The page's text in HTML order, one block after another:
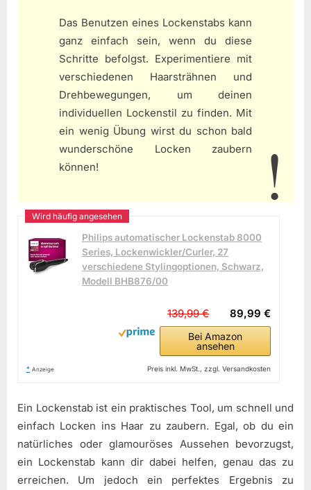
Das Benutzen eines Lockenstabs kann
ganz einfach sein, wenn du diese
Schritte befolgst. Experimentiere mit
verschiedenen Haarsträhnen und
Drehbewegungen, um deinen
individuellen Lockenstil zu finden. Mit
ein wenig Übung wirst du schon bald
wunderschöne Locken zaubern
können!
Philips automatischer Lockenstab 8000
Series, Lockenwickler/Curler, 27
verschiedene Stylingoptionen, Schwarz,
Modell BHB876/00
89,99 €
139,99 €
Bei Amazon
ansehen
* Anzeige Preis inkl. MwSt., zzgl. Versandkosten
Ein Lockenstab ist ein praktisches Tool, um schnell und
einfach Locken ins Haar zu zaubern. Egal, ob du ein
natürliches oder glamouröses Aussehen bevorzugst,
ein Lockenstab kann dir dabei helfen, genau das zu
erreichen. Um jedoch ein perfektes Ergebnis zu